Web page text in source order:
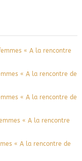
« A la rencontre
« A la rencontre de
« A la rencontre de
« A la rencontre
« A la rencontre de